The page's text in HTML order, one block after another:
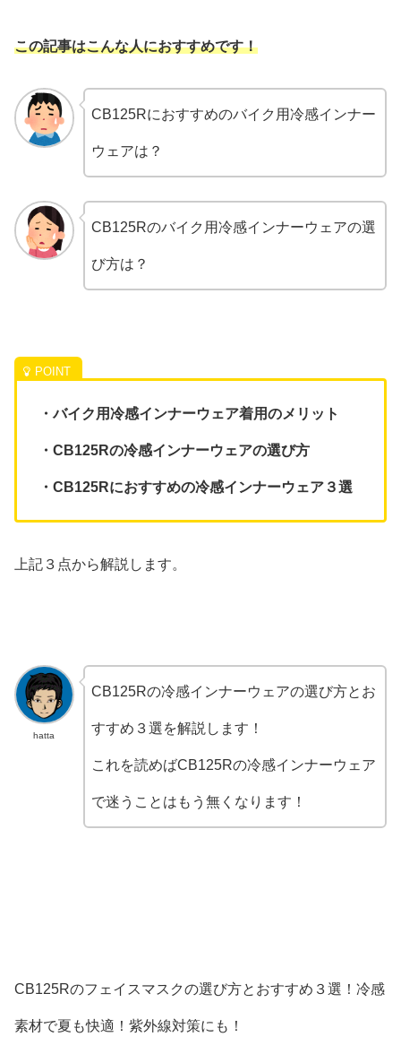
この記事はこんな人におすすめです！
CB125Rにおすすめのバイク用冷感インナー
ウェアは？
CB125Rのバイク用冷感インナーウェアの選
び方は？
・バイク用冷感インナーウェア着用のメリット
・CB125Rの冷感インナーウェアの選び方
・CB125Rにおすすめの冷感インナーウェア３選
上記３点から解説します。
hatta
CB125Rの冷感インナーウェアの選び方とお
すすめ３選を解説します！
これを読めばCB125Rの冷感インナーウェア
で迷うことはもう無くなります！
CB125Rのフェイスマスクの選び方とおすすめ３選！冷感
素材で夏も快適！紫外線対策にも！